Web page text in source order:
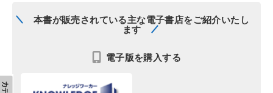
本書が販売されている主な電子書店をご紹介いたし
ます
電子版を購入する